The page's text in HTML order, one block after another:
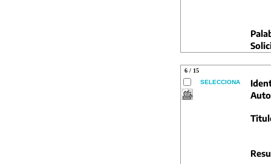
6 / 15
SELECCIONA